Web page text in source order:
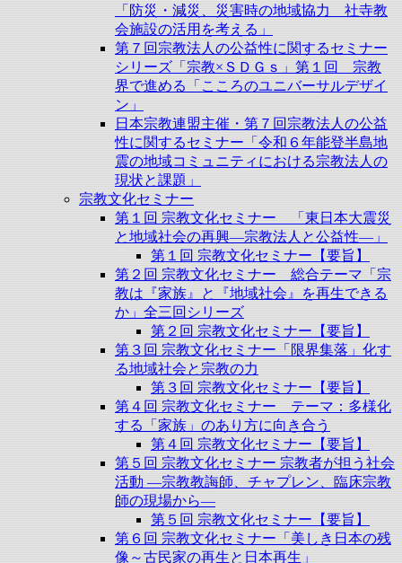
「防災・減災、災害時の地域協力 社寺教
会施設の活用を考える」
第７回宗教法人の公益性に関するセミナー
シリーズ「宗教×ＳＤＧｓ」第１回 宗教
界で進める「こころのユニバーサルデザイ
ン」
日本宗教連盟主催・第７回宗教法人の公益
性に関するセミナー「令和６年能登半島地
震の地域コミュニティにおける宗教法人の
現状と課題」
宗教文化セミナー
第１回 宗教文化セミナー 「東日本大震災
と地域社会の再興―宗教法人と公益性―」
第１回 宗教文化セミナー【要旨】
第２回 宗教文化セミナー 総合テーマ「宗
教は『家族』と『地域社会』を再生できる
か」全三回シリーズ
第２回 宗教文化セミナー【要旨】
第３回 宗教文化セミナー「限界集落」化す
る地域社会と宗教の力
第３回 宗教文化セミナー【要旨】
第４回 宗教文化セミナー テーマ：多様化
する「家族」のあり方に向き合う
第４回 宗教文化セミナー【要旨】
第５回 宗教文化セミナー 宗教者が担う社会
活動 ―宗教教誨師、チャプレン、臨床宗教
師の現場から―
第５回 宗教文化セミナー【要旨】
第６回 宗教文化セミナー「美しき日本の残
像～古民家の再生と日本再生」